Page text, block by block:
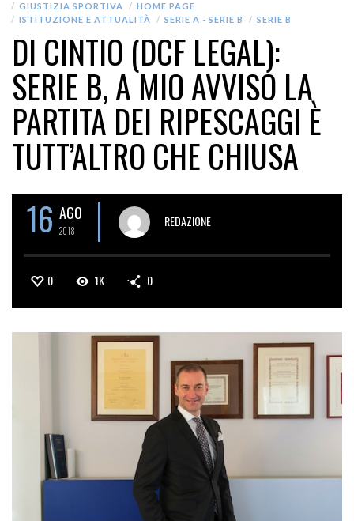
GIUSTIZIA SPORTIVA
HOME PAGE
ISTITUZIONE E ATTUALITÀ
SERIE A - SERIE B SERIE B
DI CINTIO (DCF LEGAL):
SERIE B, A MIO AVVISO LA
PARTITA DEI RIPESCAGGI È
TUTT’ALTRO CHE CHIUSA
16 AGO
2018
REDAZIONE
0 1K 0